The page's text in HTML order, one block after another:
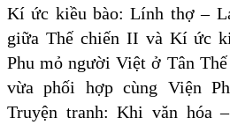
Kí ức kiều bào: Lính thợ –
giữa Thế chiến II và Kí ức
Phu mỏ người Việt ở Tân
vừa phối hợp cùng Viện
Truyện tranh: Khi văn hóa